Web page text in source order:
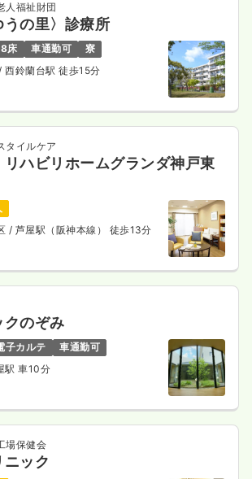
/月 賞与2回
なる
一時募集休止
なる 詳細を見る
ト） 一時募集休止
人福祉財団
の里〉診療所
床 車通勤可
寮
/ 西鈴蘭台駅 徒歩15分
タイルケア
リハビリホームグランダ神戸東
/ 芦屋駅（阪神本線） 徒歩13分
クのぞみ
子カルテ
車通勤可
駅 車10分
場保健会
ック